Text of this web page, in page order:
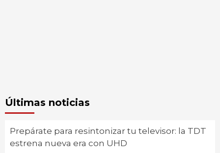
Últimas noticias
Prepárate para resintonizar tu televisor: la TDT
estrena nueva era con UHD